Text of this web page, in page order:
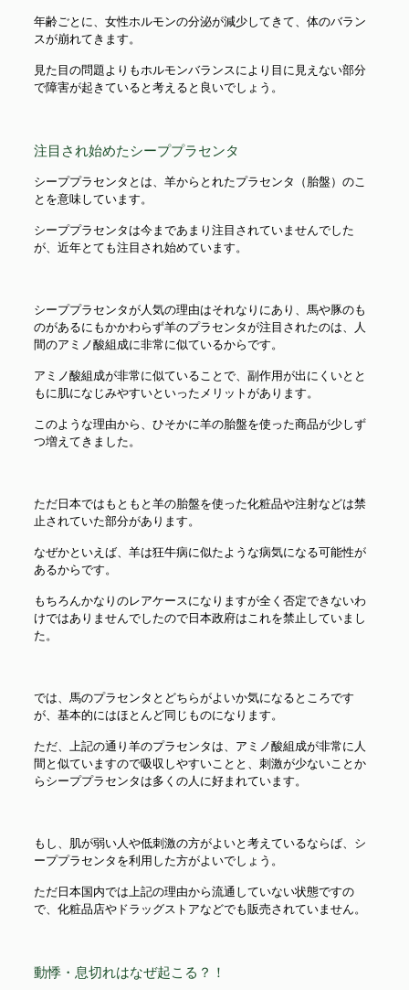
年齢ごとに、女性ホルモンの分泌が減少してきて、体のバラン
スが崩れてきます。
見た目の問題よりもホルモンバランスにより目に見えない部分
で障害が起きていると考えると良いでしょう。
注目され始めたシーププラセンタ
シーププラセンタとは、羊からとれたプラセンタ（胎盤）のこ
とを意味しています。
シーププラセンタは今まであまり注目されていませんでした
が、近年とても注目され始めています。
シーププラセンタが人気の理由はそれなりにあり、馬や豚のも
のがあるにもかかわらず羊のプラセンタが注目されたのは、人
間のアミノ酸組成に非常に似ているからです。
アミノ酸組成が非常に似ていることで、副作用が出にくいとと
もに肌になじみやすいといったメリットがあります。
このような理由から、ひそかに羊の胎盤を使った商品が少しず
つ増えてきました。
ただ日本ではもともと羊の胎盤を使った化粧品や注射などは禁
止されていた部分があります。
なぜかといえば、羊は狂牛病に似たような病気になる可能性が
あるからです。
もちろんかなりのレアケースになりますが全く否定できないわ
けではありませんでしたので日本政府はこれを禁止していまし
た。
では、馬のプラセンタとどちらがよいか気になるところです
が、基本的にはほとんど同じものになります。
ただ、上記の通り羊のプラセンタは、アミノ酸組成が非常に人
間と似ていますので吸収しやすいことと、刺激が少ないことか
らシーププラセンタは多くの人に好まれています。
もし、肌が弱い人や低刺激の方がよいと考えているならば、シ
ーププラセンタを利用した方がよいでしょう。
ただ日本国内では上記の理由から流通していない状態ですの
で、化粧品店やドラッグストアなどでも販売されていません。
動悸・息切れはなぜ起こる？！